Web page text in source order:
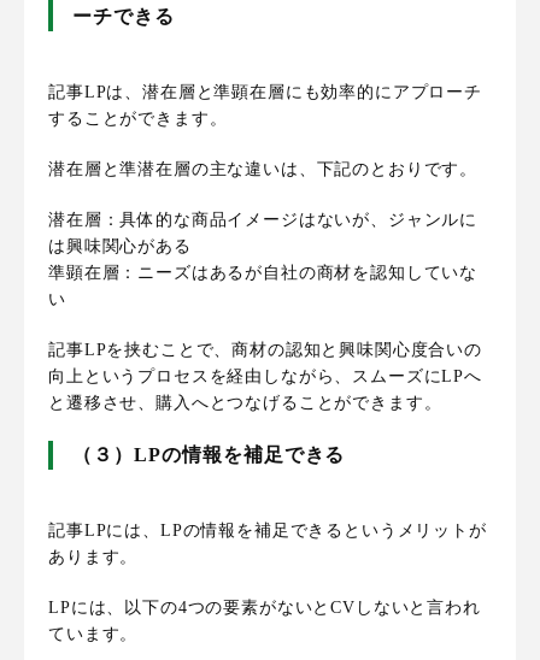
ーチできる
記事LPは、潜在層と準顕在層にも効率的にアプローチ
することができます。
潜在層と準潜在層の主な違いは、下記のとおりです。
潜在層：具体的な商品イメージはないが、ジャンルに
は興味関心がある
準顕在層：ニーズはあるが自社の商材を認知していな
い
記事LPを挟むことで、商材の認知と興味関心度合いの
向上というプロセスを経由しながら、スムーズにLPへ
と遷移させ、購入へとつなげることができます。
（３）LPの情報を補足できる
記事LPには、LPの情報を補足できるというメリットが
あります。
LPには、以下の4つの要素がないとCVしないと言われ
ています。